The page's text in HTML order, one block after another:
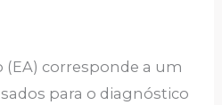
(EA) corresponde a um
para o diagnóstico